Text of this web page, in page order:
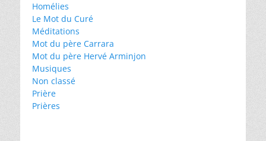
Homélies
Le Mot du Curé
Méditations
Mot du père Carrara
Mot du père Hervé Arminjon
Musiques
Non classé
Prière
Prières